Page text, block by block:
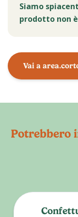
Siamo
prodotto non
Vai a
Potrebbero